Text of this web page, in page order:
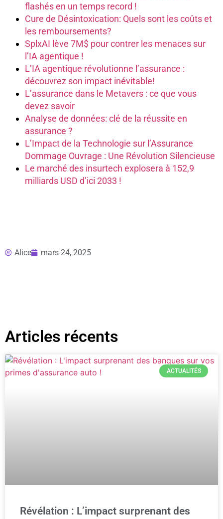
flashés en un temps record !
Cure de Désintoxication: Quels sont les coûts et
les remboursements?
SplxAI lève 7M$ pour contrer les menaces sur
l’IA agentique !
L’IA agentique révolutionne l’assurance :
découvrez son impact inévitable!
L’assurance dans le Metavers : ce que vous
devez savoir
Analyse de données: clé de la réussite en
assurance ?
L’Impact de la Technologie sur l’Assurance
Dommage Ouvrage : Une Révolution Silencieuse
Le marché des insurtech explosera à 152,9
milliards USD d’ici 2033 !
Alice mars 24, 2025
Articles récents
ACTUALITÉS
Révélation : L’impact surprenant des